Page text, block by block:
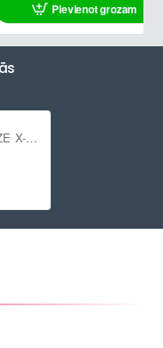
Pievienot grozam
MAGMA SOLID BLAZE X-BAG